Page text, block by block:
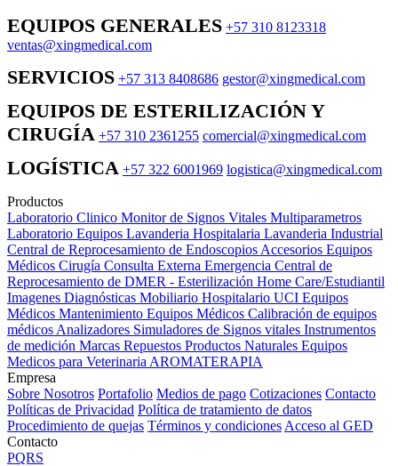
EQUIPOS GENERALES +57 310 8123318
ventas@xingmedical.com
SERVICIOS +57 313 8408686 gestor@xingmedical.com
EQUIPOS DE ESTERILIZACIÓN Y
CIRUGÍA +57 310 2361255 comercial@xingmedical.com
LOGÍSTICA +57 322 6001969 logistica@xingmedical.com
Productos
Laboratorio Clinico Monitor de Signos Vitales Multiparametros
Laboratorio Equipos Lavanderia Hospitalaria Lavanderia Industrial
Central de Reprocesamiento de Endoscopios Accesorios Equipos
Médicos Cirugía Consulta Externa Emergencia Central de
Reprocesamiento de DMER - Esterilización Home Care/Estudiantil
Imagenes Diagnósticas Mobiliario Hospitalario UCI Equipos
Médicos Mantenimiento Equipos Médicos Calibración de equipos
médicos Analizadores Simuladores de Signos vitales Instrumentos
de medición Marcas Repuestos Productos Naturales Equipos
Medicos para Veterinaria AROMATERAPIA
Empresa
Sobre Nosotros Portafolio Medios de pago Cotizaciones Contacto
Políticas de Privacidad Política de tratamiento de datos
Procedimiento de quejas Términos y condiciones Acceso al GED
Contacto
PQRS